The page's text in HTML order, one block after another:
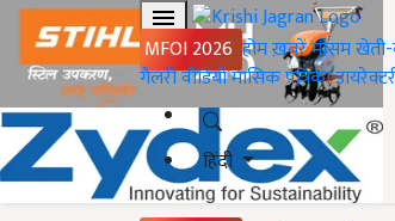
MFOI 2026 होमख़बरेंमौसमखेती-
गैलरीवीडियोमासिक पत्रिका
हिंदी